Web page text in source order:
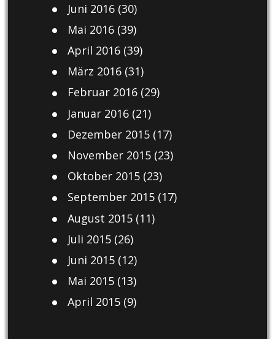
Juni 2016(30)
Mai 2016(39)
April 2016(39)
März 2016(31)
Februar 2016(29)
Januar 2016(21)
Dezember 2015(17)
November 2015(23)
Oktober 2015(23)
September 2015(17)
August 2015(11)
Juli 2015(26)
Juni 2015(12)
Mai 2015(13)
April 2015(9)